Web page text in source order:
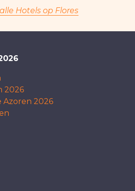
Hotels op Flores
2026
Azoren 2026